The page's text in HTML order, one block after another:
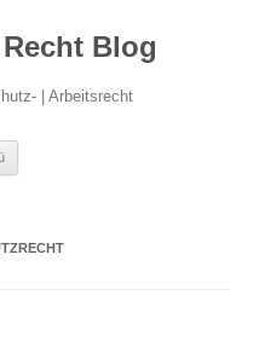
Blog
| Arbeitsrecht